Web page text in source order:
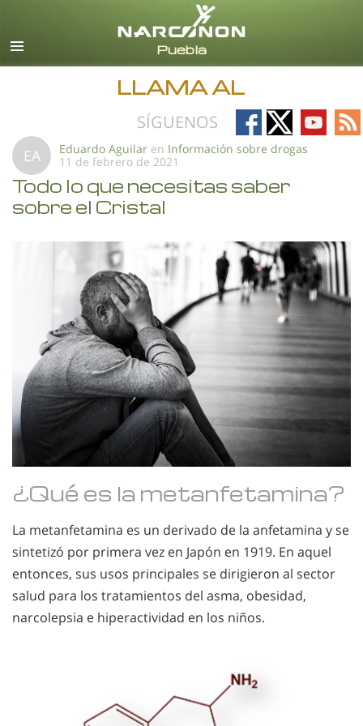
Español
Todas las Regiones/Idiomas
LLAMA AL
SÍGUENOS
Follow
on
Follow
on
Follow
on
on
EA Eduardo Aguilar en Información sobre drogas
11 de febrero de 2021
Todo lo que necesitas saber
sobre el Cristal
¿Qué es la metanfetamina?
La metanfetamina es un derivado de la anfetamina y se
sintetizó por primera vez en Japón en 1919. En aquel
entonces, sus usos principales se dirigieron al sector
salud para los tratamientos del asma, obesidad,
narcolepsia e hiperactividad en los niños.